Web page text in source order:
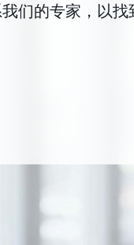
们的专家，以找